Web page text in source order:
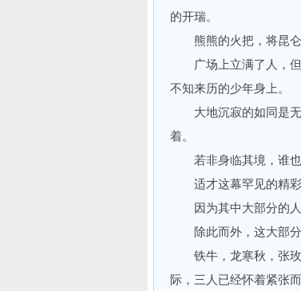
的开瑞。
熊熊的火把，将昆仑
广场上立满了人，但
不知来历的少年身上。
大地沉寂的如同是无
着。
若非身临其境，谁也
适才这幕罕见的精彩
因为其中大部分的人
除此而外，这大部分
铁牛，龙寒秋，张玫
际，三人已经怀着紧张